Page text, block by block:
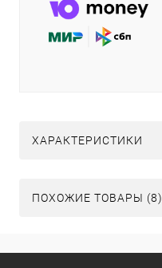
ХАРАКТЕРИСТИКИ
ПОХОЖИЕ ТОВАРЫ (8)